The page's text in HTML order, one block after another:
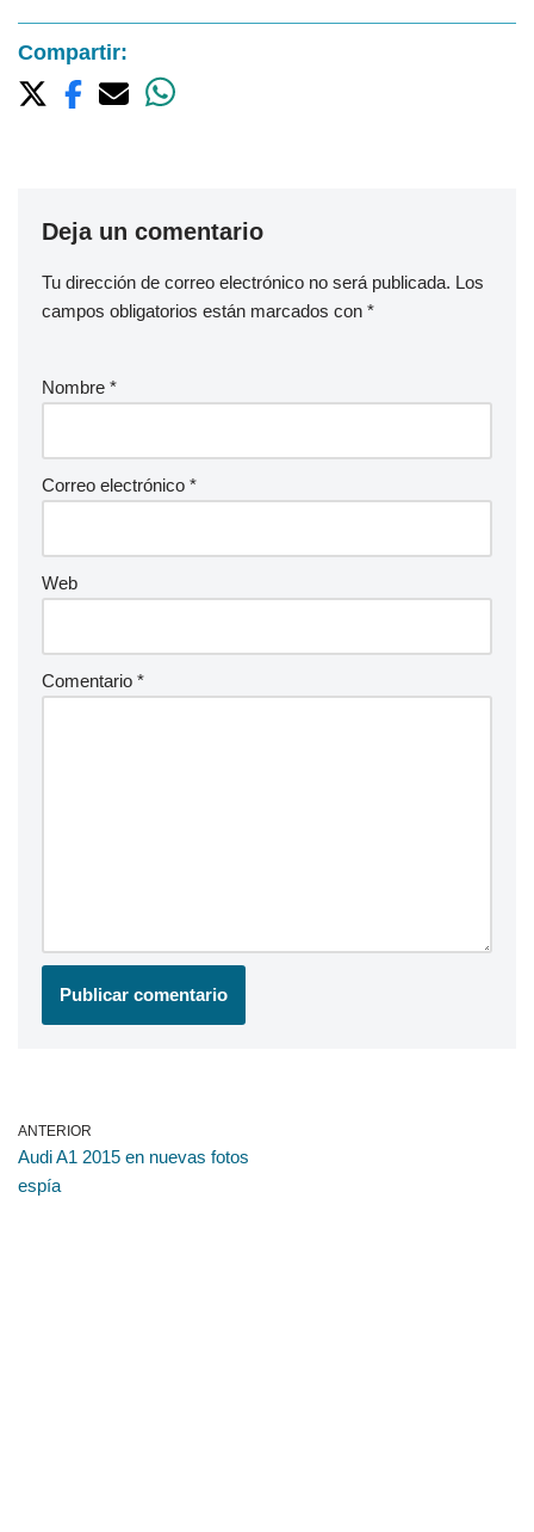
Compartir:
Deja un comentario
Tu dirección de correo electrónico no será publicada. Los
campos obligatorios están marcados con *
Nombre *
Correo electrónico *
Web
Comentario *
ANTERIOR
Audi A1 2015 en nuevas fotos
espía